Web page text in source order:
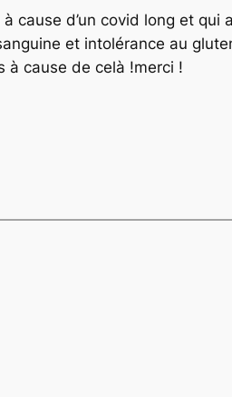
cause d’un covid long et qui
et intolérance au
à cause de celà !merci !